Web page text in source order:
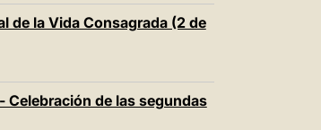
de la Vida Consagrada (2 de
Celebración de las segundas